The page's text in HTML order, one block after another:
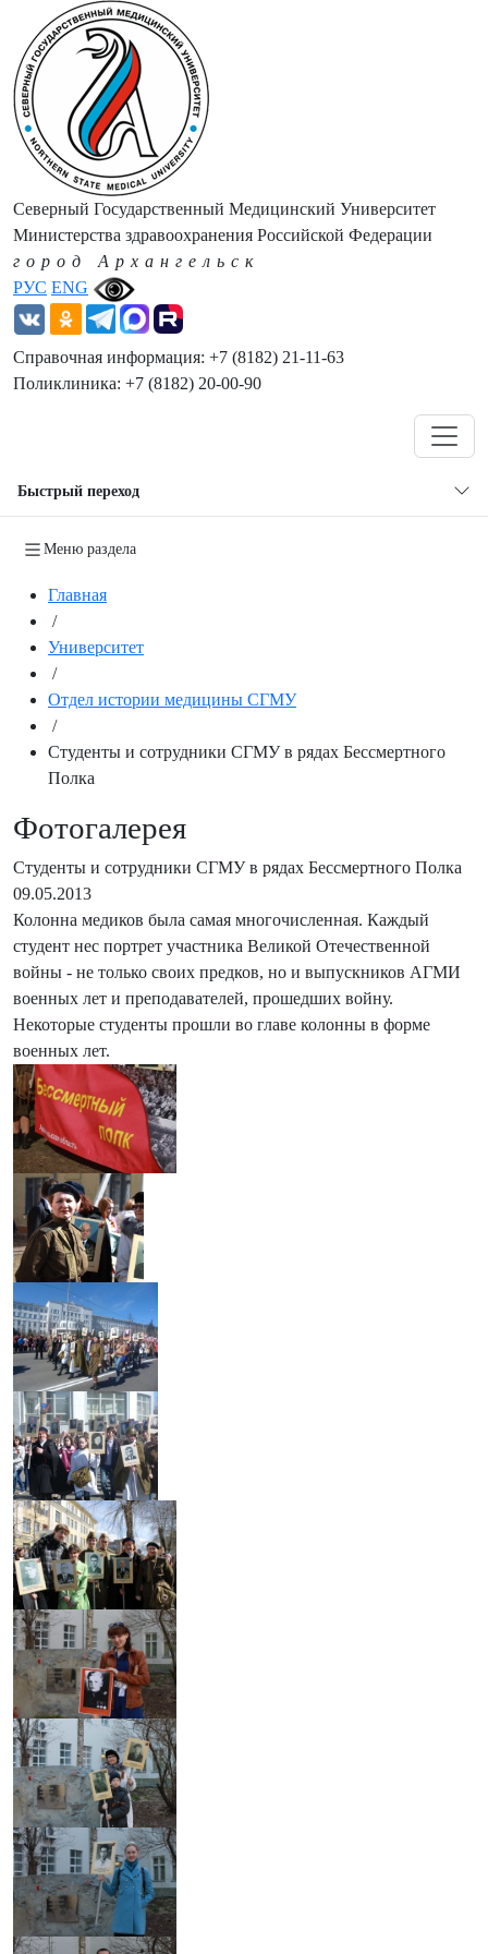
РУС ENG
Северный Государственный Медицинский Университет
Министерства здравоохранения Российской Федерации
город Архангельск
Справочная информация: +7 (8182) 21-11-63
Поликлиника: +7 (8182) 20-00-90
Быстрый переход
Меню раздела
Главная
/
Университет
/
Отдел истории медицины СГМУ
/
Студенты и сотрудники СГМУ в рядах Бессмертного
Полка
Фотогалерея
Студенты и сотрудники СГМУ в рядах Бессмертного Полка
09.05.2013
Колонна медиков была самая многочисленная. Каждый
студент нес портрет участника Великой Отечественной
войны - не только своих предков, но и выпускников АГМИ
военных лет и преподавателей, прошедших войну.
Некоторые студенты прошли во главе колонны в форме
военных лет.